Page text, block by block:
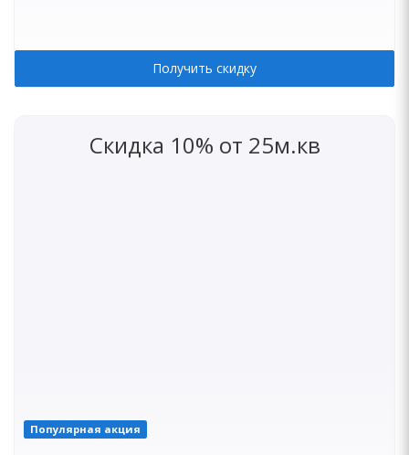
Получить скидку
Скидка 10% от 25м.кв
Популярная акция